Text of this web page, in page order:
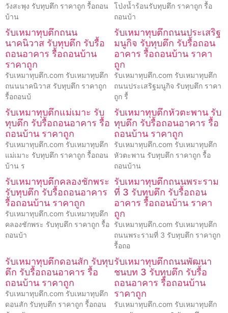
วังสะพุง รับทุบตึก ราคาถูก รื้อถอน
บ้าน
โป่งน้ำร้อนรับทุบตึก ราคาถูก รื้อ
ถอนบ้า
รับเหมาทุบตึกถนน
นาคนิวาส รับทุบตึก รับรื้อ
ถอนอาคาร รื้อถอนบ้าน
ราคาถูก
รับเหมาทุบตึก.com รับเหมาทุบตึก
ถนนนาคนิวาส รับทุบตึก ราคาถูก
รื้อถอนบ้
รับเหมาทุบตึกถนนประเสริฐ
มนูกิจ รับทุบตึก รับรื้อถอน
อาคาร รื้อถอนบ้าน ราคา
ถูก
รับเหมาทุบตึก.com รับเหมาทุบตึก
ถนนประเสริฐมนูกิจ รับทุบตึก ราคา
ถูก รื้
รับเหมาทุบตึกแม่เมาะ รับ
ทุบตึก รับรื้อถอนอาคาร รื้อ
ถอนบ้าน ราคาถูก
รับเหมาทุบตึก.com รับเหมาทุบตึก
แม่เมาะ รับทุบตึก ราคาถูก รื้อถอน
บ้าน ร
รับเหมาทุบตึกหัวตะพาน รับ
ทุบตึก รับรื้อถอนอาคาร รื้อ
ถอนบ้าน ราคาถูก
รับเหมาทุบตึก.com รับเหมาทุบตึก
หัวตะพาน รับทุบตึก ราคาถูก รื้อ
ถอนบ้าน
รับเหมาทุบตึกคลองชักพระ
รับทุบตึก รับรื้อถอนอาคาร
รื้อถอนบ้าน ราคาถูก
รับเหมาทุบตึก.com รับเหมาทุบตึก
คลองชักพระ รับทุบตึก ราคาถูก รื้อ
ถอนบ้า
รับเหมาทุบตึกถนนพระราม
ที่ 3 รับทุบตึก รับรื้อถอน
อาคาร รื้อถอนบ้าน ราคา
ถูก
รับเหมาทุบตึก.com รับเหมาทุบตึก
ถนนพระรามที่ 3 รับทุบตึก ราคาถูก
รื้อถอ
รับเหมาทุบตึกดอนสัก รับทุบ
ตึก รับรื้อถอนอาคาร รื้อ
ถอนบ้าน ราคาถูก
รับเหมาทุบตึก.com รับเหมาทุบตึก
ดอนสัก รับทุบตึก ราคาถูก รื้อถอน
รับเหมาทุบตึกถนนพัฒนา
ชนบท 3 รับทุบตึก รับรื้อ
ถอนอาคาร รื้อถอนบ้าน
ราคาถูก
รับเหมาทุบตึก.com รับเหมาทุบตึก